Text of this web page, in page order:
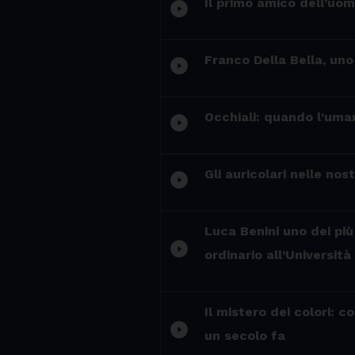
play_circle_filled
play_circle_filled Franco Della Bella,
play_circle_filled Occhiali: quando
play_circle_filled Gli auricolari nelle
play_circle_filled
Luca Benini uno dei
ordinario
play_circle_filled
Il mistero dei colori:
un secolo fa